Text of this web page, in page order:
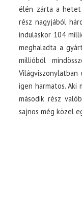
élén zárta a
rész nagyjából
induláskor 104
meghaladta a
millióból
igen harmatos. Aki
második rész
sajnos még közel